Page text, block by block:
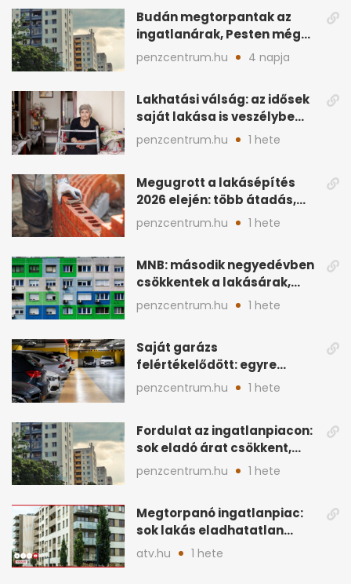
Budán megtorpantak az
ingatlanárak, Pesten még
mindig gyors a drágulás
penzcentrum.hu 4 napja
Lakhatási válság: az idősek
saját lakása is veszélybe
kerülhet
penzcentrum.hu 1 hete
Megugrott a lakásépítés
2026 elején: több átadás,
sok új engedély
penzcentrum.hu 1 hete
MNB: második negyedévben
csökkentek a lakásárak,
megtorpant a kereslet
penzcentrum.hu 1 hete
Saját garázs
felértékelődött: egyre
többet számít az ingatlan
áránál
penzcentrum.hu 1 hete
Fordulat az ingatlanpiacon:
sok eladó árat csökkent,
hogy vevőt találjon
penzcentrum.hu 1 hete
Megtorpanó ingatlanpiac:
sok lakás eladhatatlan
maradhat árcsökkentés
atv.hu 1 hete